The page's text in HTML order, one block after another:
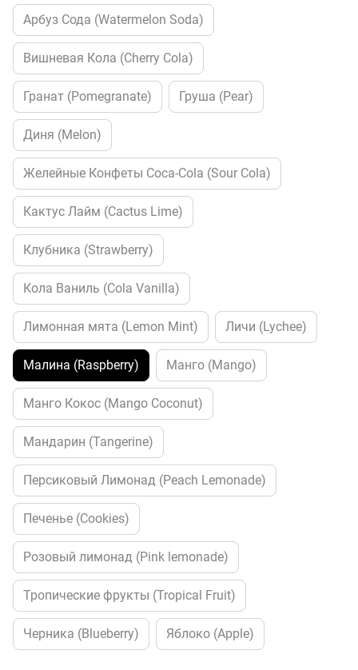
Арбуз Сода (Watermelon Soda)
Вишневая Кола (Cherry Cola)
Гранат (Pomegranate) Груша (Pear)
Диня (Melon)
Желейные Конфеты Coca-Cola (Sour Cola)
Кактус Лайм (Cactus Lime)
Клубника (Strawberry)
Кола Ваниль (Cola Vanilla)
Лимонная мята (Lemon Mint) Личи (Lychee)
Малина (Raspberry) Манго (Mango)
Манго Кокос (Mango Coconut)
Мандарин (Tangerine)
Персиковый Лимонад (Peach Lemonade)
Печенье (Cookies)
Розовый лимонад (Pink lemonade)
Тропические фрукты (Tropical Fruit)
Черника (Blueberry) Яблоко (Apple)